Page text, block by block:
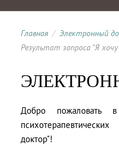
Главная / Электронный
Результат запроса "Я
Добро пожаловать
доктор"!